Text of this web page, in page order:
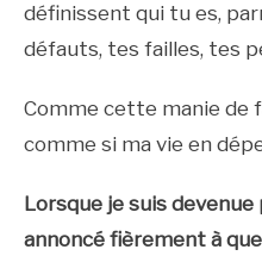
définissent qui tu es,
défauts, tes failles, tes
Comme cette manie de
comme si ma vie en
Lorsque je suis devenue
annoncé fièrement à